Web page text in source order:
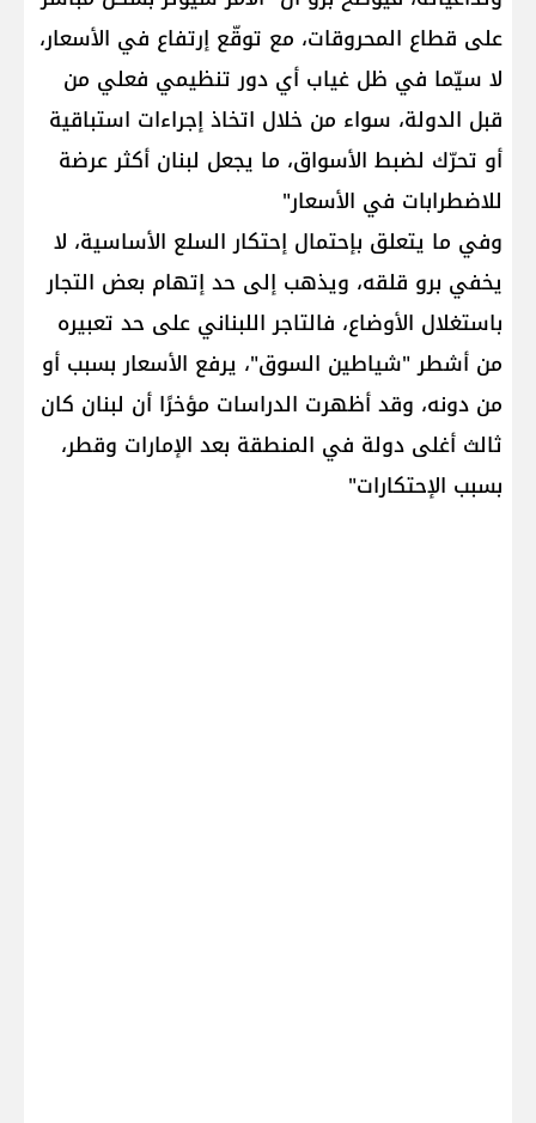
على قطاع المحروقات، مع توقّع إرتفاع في الأسعار،
لا سيّما في ظل غياب أي دور تنظيمي فعلي من
قبل الدولة، سواء من خلال اتخاذ إجراءات استباقية
أو تحرّك لضبط الأسواق، ما يجعل لبنان أكثر عرضة
للاضطرابات في الأسعار"
وفي ما يتعلق بإحتمال إحتكار السلع الأساسية، لا
يخفي برو قلقه، ويذهب إلى حد إتهام بعض التجار
باستغلال الأوضاع، فالتاجر اللبناني على حد تعبيره
من أشطر "شياطين السوق"، يرفع الأسعار بسبب أو
من دونه، وقد أظهرت الدراسات مؤخرًا أن لبنان كان
ثالث أغلى دولة في المنطقة بعد الإمارات وقطر،
بسبب الإحتكارات"